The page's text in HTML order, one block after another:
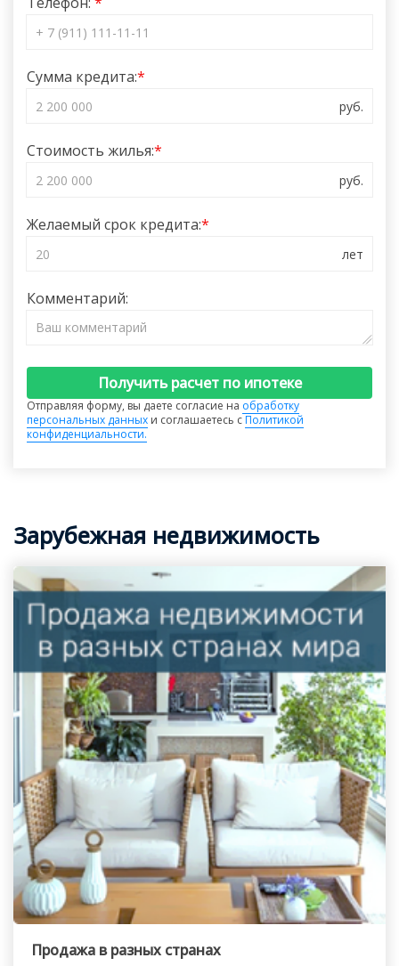
Сумма кредита:
Стоимость жилья:
Желаемый срок кредита:
Комментарий:
Получить расчет по ипотеке
Отправляя форму, вы даете согласие на обработку
персональных данных и соглашаетесь сПолитикой
конфиденциальности.
Зарубежная недвижимость
Продажа в разных странах